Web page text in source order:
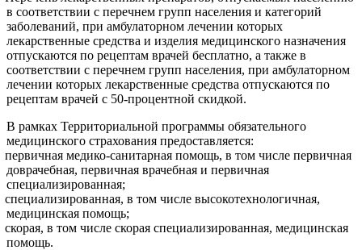
в соответствии с перечнем групп населения и категорий
заболеваний, при амбулаторном лечении которых
лекарственные средства и изделия медицинского назначения
отпускаются по рецептам врачей бесплатно, а также в
соответствии с перечнем групп населения, при амбулаторном
лечении которых лекарственные средства отпускаются по
рецептам врачей с 50-процентной скидкой.
В рамках Территориальной программы обязательного
медицинского страхования предоставляется:
первичная медико-санитарная помощь, в том числе первичная
доврачебная, первичная врачебная и первичная
специализированная;
специализированная, в том числе высокотехнологичная,
медицинская помощь;
скорая, в том числе скорая специализированная, медицинская
помощь.